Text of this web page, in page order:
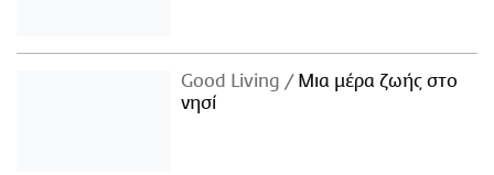
Good Living
Μια μέρα ζωής στο
νησί